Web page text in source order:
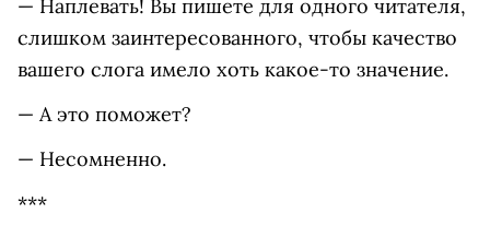
— Наплевать! Вы пишете для одного читателя,
слишком заинтересованного, чтобы качество
вашего слога имело хоть какое-то значение.
— А это поможет?
— Несомненно.
***